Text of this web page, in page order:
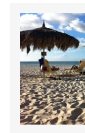
b
o
o
k
t
e
r